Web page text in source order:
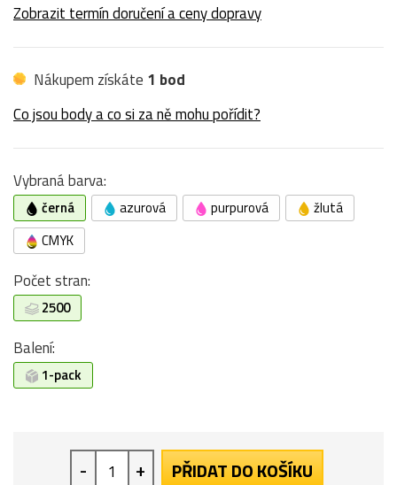
Zobrazit termín doručení a ceny dopravy
Nákupem získáte 1 bod
Co jsou body a co si za ně mohu pořídit?
Vybraná barva:
černá azurová purpurová
žlutá
CMYK
Počet stran:
2500
Balení:
1-pack
- + PŘIDAT DO KOŠÍKU